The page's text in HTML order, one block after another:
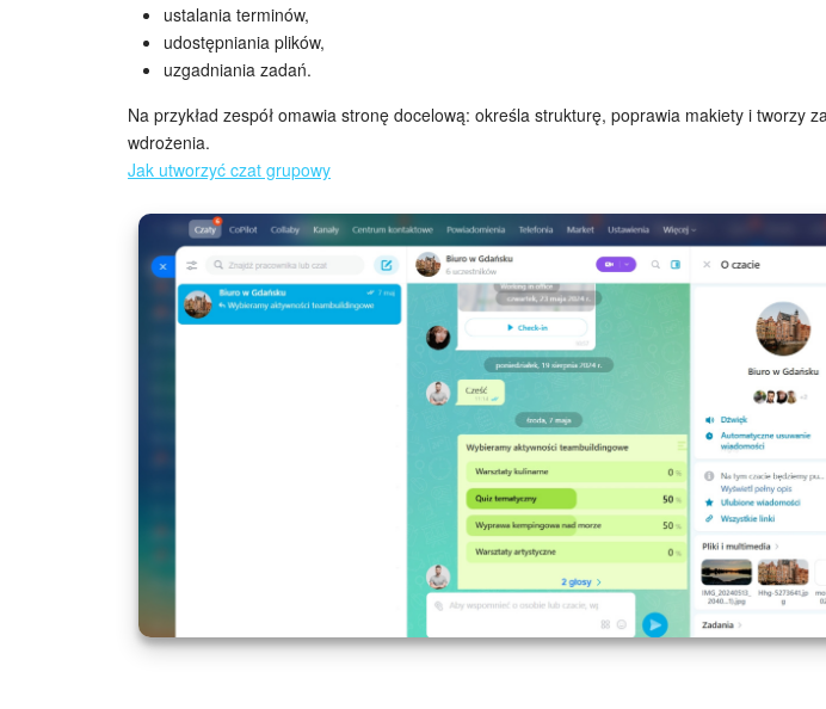
ustalania terminów,
udostępniania plików,
uzgadniania zadań.
Na przykład zespół omawia stronę docelową: określa strukturę, poprawia makiety i tworzy
wdrożenia.
Jak utworzyć czat grupowy